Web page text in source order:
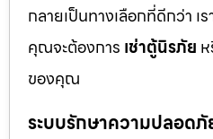
กลายเป็นทางเลือกที่ดีกว่า เ
คุณจะต้องการ เช่าตู้นิรภัย
ของคุณ
ระบบรักษาความปลอด